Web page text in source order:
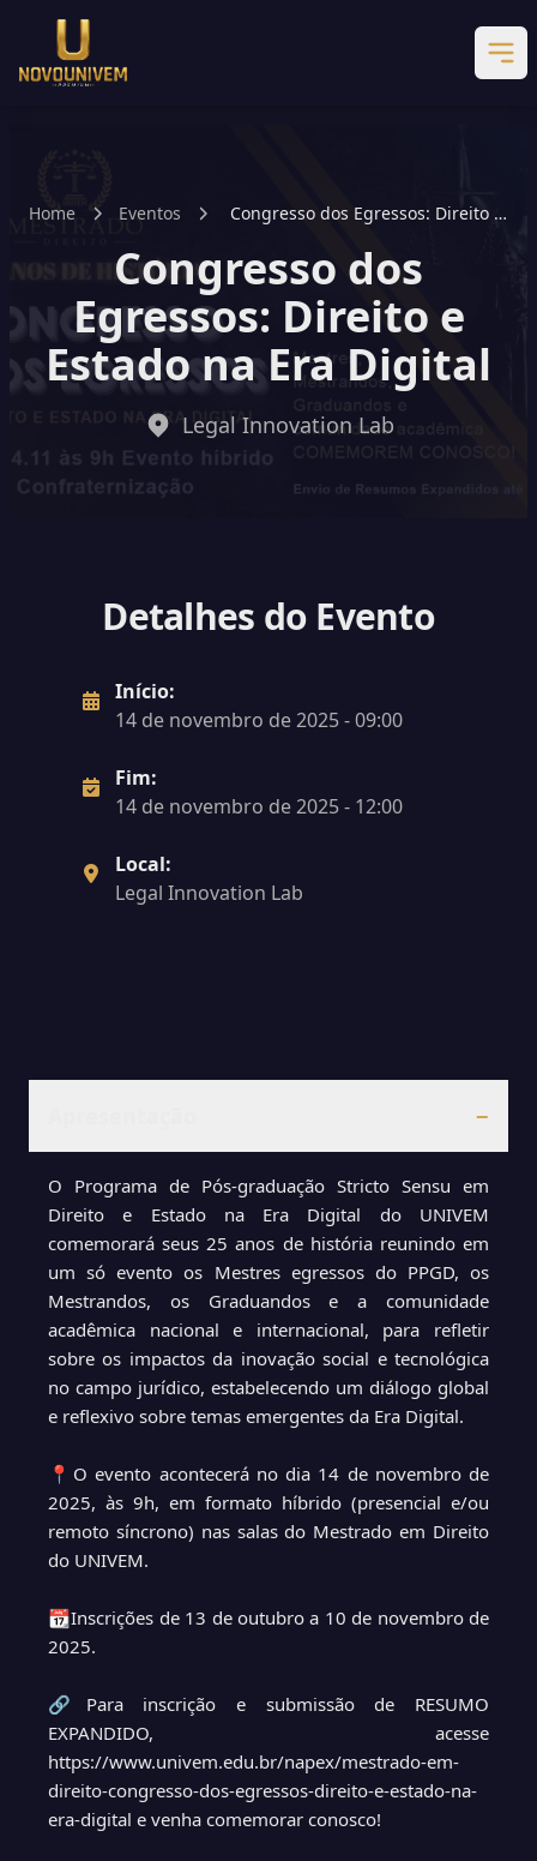
Home Eventos
Congresso dos Egressos: Direito e
Congresso dos
Egressos: Direito e
Estado na Era Digital
Legal Innovation Lab
Detalhes do Evento
Início:
14 de novembro de 2025 - 09:00
Fim:
14 de novembro de 2025 - 12:00
Local:
Legal Innovation Lab
−
O Programa de Pós-graduação Stricto Sensu em
Direito e Estado na Era Digital do UNIVEM
comemorará seus 25 anos de história reunindo em
um só evento os Mestres egressos do PPGD, os
Mestrandos, os Graduandos e a comunidade
acadêmica nacional e internacional, para refletir
sobre os impactos da inovação social e tecnológica
no campo jurídico, estabelecendo um diálogo global
e reflexivo sobre temas emergentes da Era Digital.
📍O evento acontecerá no dia 14 de novembro de
2025, às 9h, em formato híbrido (presencial e/ou
remoto síncrono) nas salas do Mestrado em Direito
do UNIVEM.
📆Inscrições de 13 de outubro a 10 de novembro de
2025.
🔗Para inscrição e submissão de RESUMO
EXPANDIDO, acesse
https://www.univem.edu.br/napex/mestrado-em-
direito-congresso-dos-egressos-direito-e-estado-na-
era-digital e venha comemorar conosco!